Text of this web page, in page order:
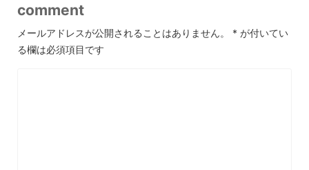
comment
メールアドレスが公開されることはありません。 * が付いてい
る欄は必須項目です